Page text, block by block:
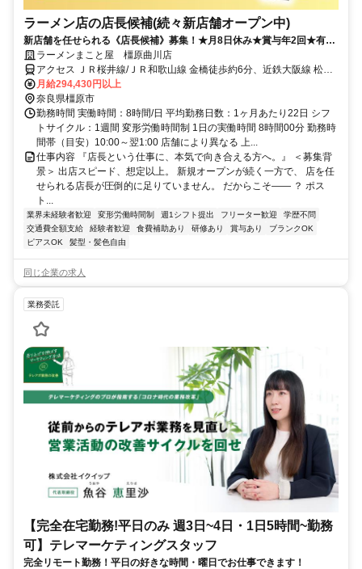
ラーメン店の店長候補(続々新店舗オープン中)
新店舗を任せられる《店長候補》募集！★月8日休み★賞与年2回★有給
休暇100％取得推奨
ラーメンまこと屋 橿原曲川店
アクセス ＪＲ桜井線/ＪＲ和歌山線 金橋徒歩約6分、近鉄大阪線 松塚
徒歩約19分、近鉄南大阪線 浮孔徒歩約23分 JR「金橋」駅より徒歩6
分
月給294,430円以上
奈良県橿原市
勤務時間 実働時間：8時間/日 平均勤務日数：1ヶ月あたり22日 シフ
トサイクル：1週間 変形労働時間制 1日の実働時間 8時間00分 勤務時
間帯（目安）10:00～翌1:00 店舗により異なる 上...
仕事内容 『店長という仕事に、本気で向き合える方へ。』 ＜募集背
景＞ 出店スピード、想定以上。 新規オープンが続く一方で、 店を任
せられる店長が圧倒的に足りていません。 だからこそ―― ？ ポス
ト...
業界未経験者歓迎 変形労働時間制 週1シフト提出 フリーター歓迎
学歴不問
交通費全額支給
経験者歓迎 食費補助あり 研修あり 賞与あり
ブランクOK
ピアスOK
髪型・髪色自由
同じ企業の求人
業務委託
【完全在宅勤務!平日のみ 週3日~4日・1日5時間~勤務
可】テレマーケティングスタッフ
完全リモート勤務！平日の好きな時間・曜日でお仕事できます！